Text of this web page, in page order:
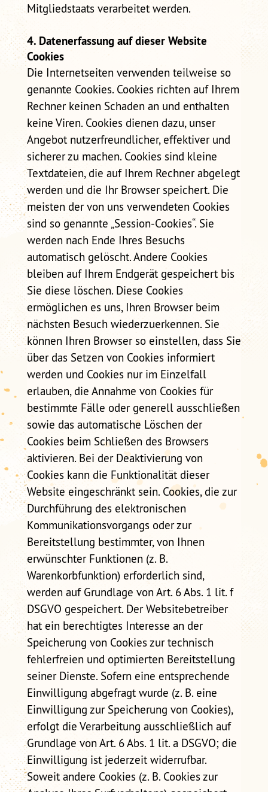
Mitgliedstaats verarbeitet werden.
4. Datenerfassung auf dieser Website
Cookies
Die Internetseiten verwenden teilweise so
genannte Cookies. Cookies richten auf Ihrem
Rechner keinen Schaden an und enthalten
keine Viren. Cookies dienen dazu, unser
Angebot nutzerfreundlicher, effektiver und
sicherer zu machen. Cookies sind kleine
Textdateien, die auf Ihrem Rechner abgelegt
werden und die Ihr Browser speichert. Die
meisten der von uns verwendeten Cookies
sind so genannte „Session-Cookies“. Sie
werden nach Ende Ihres Besuchs
automatisch gelöscht. Andere Cookies
bleiben auf Ihrem Endgerät gespeichert bis
Sie diese löschen. Diese Cookies
ermöglichen es uns, Ihren Browser beim
nächsten Besuch wiederzuerkennen. Sie
können Ihren Browser so einstellen, dass Sie
über das Setzen von Cookies informiert
werden und Cookies nur im Einzelfall
erlauben, die Annahme von Cookies für
bestimmte Fälle oder generell ausschließen
sowie das automatische Löschen der
Cookies beim Schließen des Browsers
aktivieren. Bei der Deaktivierung von
Cookies kann die Funktionalität dieser
Website eingeschränkt sein. Cookies, die zur
Durchführung des elektronischen
Kommunikationsvorgangs oder zur
Bereitstellung bestimmter, von Ihnen
erwünschter Funktionen (z. B.
Warenkorbfunktion) erforderlich sind,
werden auf Grundlage von Art. 6 Abs. 1 lit. f
DSGVO gespeichert. Der Websitebetreiber
hat ein berechtigtes Interesse an der
Speicherung von Cookies zur technisch
fehlerfreien und optimierten Bereitstellung
seiner Dienste. Sofern eine entsprechende
Einwilligung abgefragt wurde (z. B. eine
Einwilligung zur Speicherung von Cookies),
erfolgt die Verarbeitung ausschließlich auf
Grundlage von Art. 6 Abs. 1 lit. a DSGVO; die
Einwilligung ist jederzeit widerrufbar.
Soweit andere Cookies (z. B. Cookies zur